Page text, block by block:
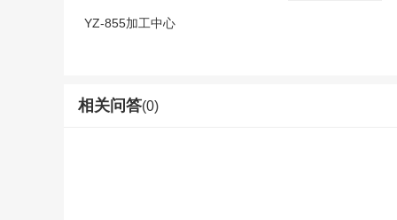
YZ-855加工中心
相关问答(0)